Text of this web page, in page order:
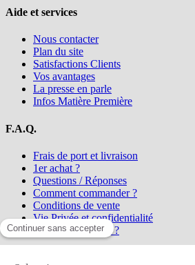
Aide et services
Nous contacter
Plan du site
Satisfactions Clients
Vos avantages
La presse en parle
Infos Matière Première
F.A.Q.
Frais de port et livraison
1er achat ?
Questions / Réponses
Comment commander ?
Conditions de vente
Vie Privée et confidentialité
Qui sommes-nous ?